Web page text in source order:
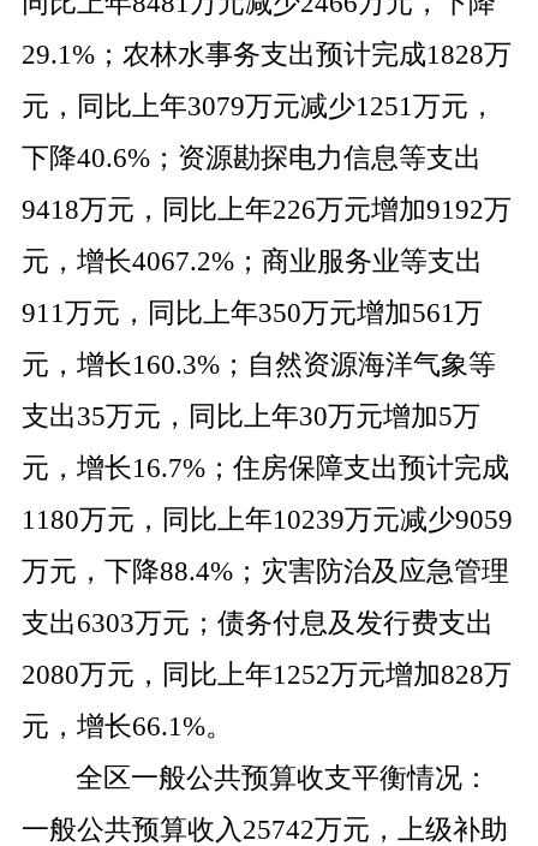
29.1%；农林水事务支出预计完成1828万
元，同比上年3079万元减少1251万元，
下降40.6%；资源勘探电力信息等支出
9418万元，同比上年226万元增加9192万
元，增长4067.2%；商业服务业等支出
911万元，同比上年350万元增加561万
元，增长160.3%；自然资源海洋气象等
支出35万元，同比上年30万元增加5万
元，增长16.7%；住房保障支出预计完成
1180万元，同比上年10239万元减少9059
万元，下降88.4%；灾害防治及应急管理
支出6303万元；债务付息及发行费支出
2080万元，同比上年1252万元增加828万
元，增长66.1%。
全区一般公共预算收支平衡情况：
一般公共预算收入25742万元，上级补助